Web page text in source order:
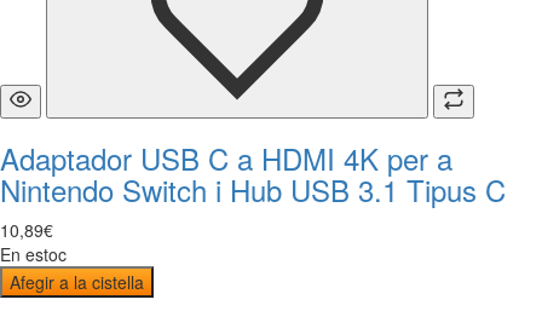
Adaptador USB C a HDMI 4K per a
Nintendo Switch i Hub USB 3.1 Tipus C
10,89€
En estoc
Afegir a la cistella